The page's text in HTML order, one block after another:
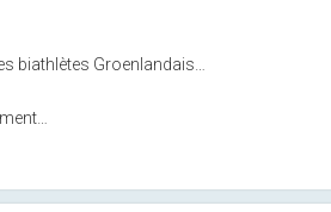
biathlètes Groenlandais…